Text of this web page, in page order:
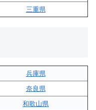
三重県
兵庫県
奈良県
和歌山県